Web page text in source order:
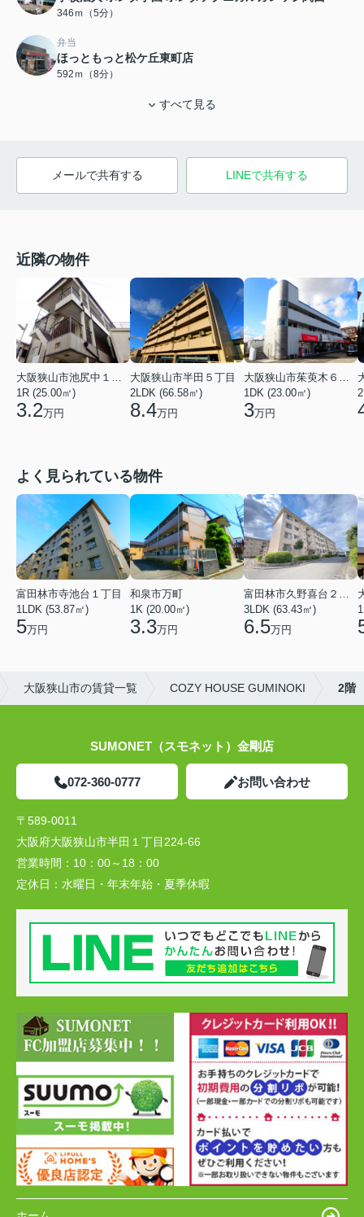
346ｍ（5分）
弁当
ほっともっと松ケ丘東町店
592ｍ（8分）
すべて見る
メールで共有する LINEで共有する
近隣の物件
1R (25.00㎡)
3.2万円
大阪狭山市半田５丁目
2LDK (66.58㎡)
8.4万円
1DK (23.00㎡)
3万円
よく見られている物件
富田林市寺池台１丁目
1LDK (53.87㎡)
5万円
和泉市万町
1K (20.00㎡)
3.3万円
3LDK (63.43㎡)
6.5万円
大阪狭山市の賃貸一覧 COZY HOUSE GUMINOKI 2階
SUMONET（スモネット）金剛店
072-360-0777 お問い合わせ
〒589-0011
大阪府大阪狭山市半田１丁目224-66
営業時間： 10：00～18：00
定休日： 水曜日・年末年始・夏季休暇